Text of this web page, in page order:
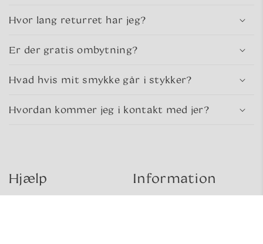
Hvor lang returret har jeg?
Er der gratis ombytning?
Hvad hvis mit smykke går i stykker?
Hvordan kommer jeg i kontakt med jer?
Hjælp Information